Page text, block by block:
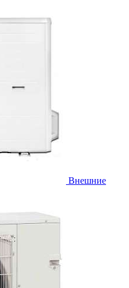
Внешние